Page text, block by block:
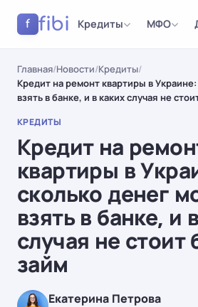
f fibi Кредиты МФО
Главная/Новости/Кредиты/
Кредит на ремонт квартиры в
взять в банке, и в каких случая не
КРЕДИТЫ
Кредит на
квартиры в
сколько денег
взять в банке, и
случая не стоит
займ
Екатерина Петрова